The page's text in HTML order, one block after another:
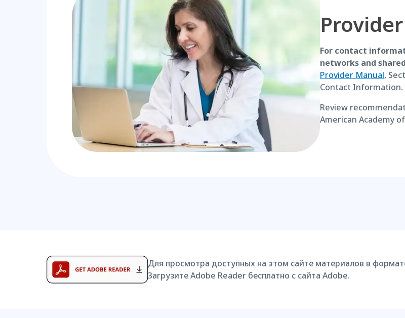
For contact
networks and
Provider Manual,
Contact Information.
Review
American Academy
Для просмотра доступных на этом сайте материалов в
Загрузите Adobe Reader бесплатно с сайта Adobe.